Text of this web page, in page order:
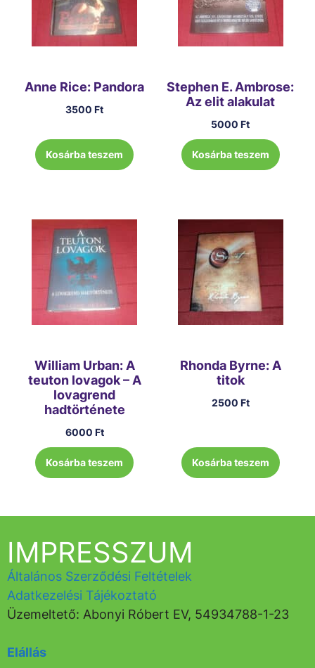
Anne Rice: Pandora
3500Ft
Kosárba teszem
Stephen E. Ambrose:
Az elit alakulat
5000Ft
Kosárba teszem
William Urban: A
teuton lovagok – A
lovagrend
hadtörténete
6000 Ft
Kosárba teszem
Rhonda Byrne: A
titok
2500 Ft
Kosárba teszem
IMPRESSZUM
Általános Szerződési Feltételek
Adatkezelési Tájékoztató
Üzemeltető: Abonyi Róbert EV, 54934788-1-23
Elállás